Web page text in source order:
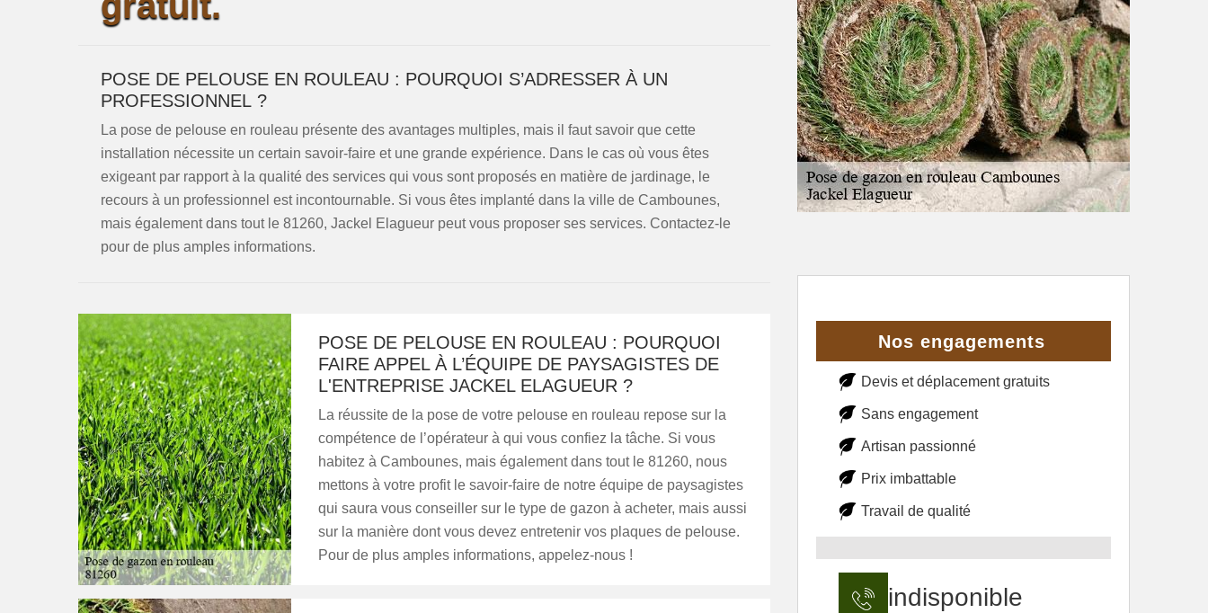
POSE DE PELOUSE EN ROULEAU : POURQUOI S’ADRESSER À UN
PROFESSIONNEL ?
La pose de pelouse en rouleau présente des avantages multiples, mais il faut savoir que cette
installation nécessite un certain savoir-faire et une grande expérience. Dans le cas où vous êtes
exigeant par rapport à la qualité des services qui vous sont proposés en matière de jardinage, le
recours à un professionnel est incontournable. Si vous êtes implanté dans la ville de Cambounes,
mais également dans tout le 81260, Jackel Elagueur peut vous proposer ses services. Contactez-le
pour de plus amples informations.
POSE DE PELOUSE EN ROULEAU : POURQUOI
FAIRE APPEL À L’ÉQUIPE DE PAYSAGISTES DE
L'ENTREPRISE JACKEL ELAGUEUR ?
La réussite de la pose de votre pelouse en rouleau repose sur la
compétence de l’opérateur à qui vous confiez la tâche. Si vous
habitez à Cambounes, mais également dans tout le 81260, nous
mettons à votre profit le savoir-faire de notre équipe de paysagistes
qui saura vous conseiller sur le type de gazon à acheter, mais aussi
sur la manière dont vous devez entretenir vos plaques de pelouse.
Pour de plus amples informations, appelez-nous !
Nos engagements
Devis et déplacement gratuits
Sans engagement
Artisan passionné
Prix imbattable
Travail de qualité
indisponible